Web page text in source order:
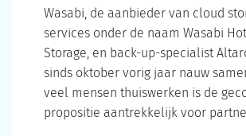
Wasabi, de aanbieder van cloud
services onder de naam Wasabi
Storage, en back-up-specialist
sinds oktober vorig jaar nauw
veel mensen thuiswerken is de
propositie aantrekkelijk voor